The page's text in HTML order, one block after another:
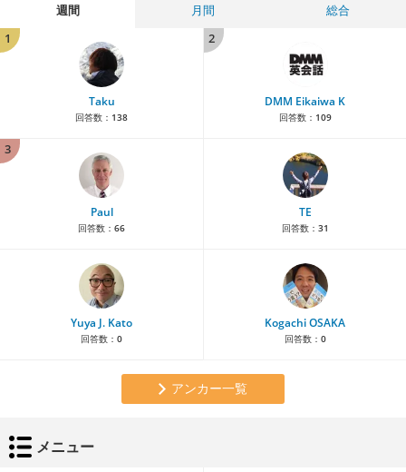
週間 月間
総合
1
Taku
回答数： 138
2
DMM Eikaiwa K
回答数： 109
3
Paul
回答数： 66
TE
回答数： 31
Yuya J. Kato
回答数： 0
Kogachi OSAKA
回答数： 0
アンカー一覧
メニュー